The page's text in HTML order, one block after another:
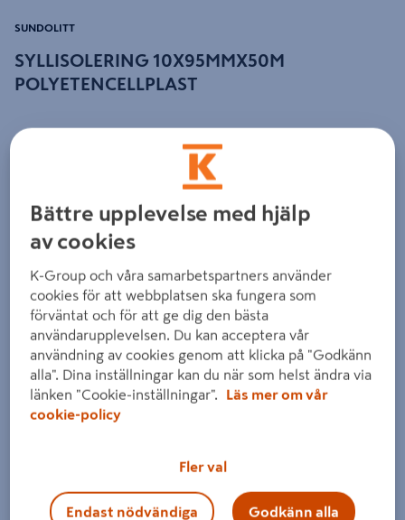
SYLLISOLERING 10X95MMX50M
POLYETENCELLPLAST
SUNDOLITT
Bättre upplevelse med hjälp
av cookies
K-Group och våra samarbetspartners använder
cookies för att webbplatsen ska fungera som
förväntat och för att ge dig den bästa
användarupplevelsen. Du kan acceptera vår
användning av cookies genom att klicka på "Godkänn
alla". Dina inställningar kan du när som helst ändra via
länken "Cookie-inställningar".
Läs mer om vår
cookie-policy
Fler val
Endast nödvändiga Godkänn alla